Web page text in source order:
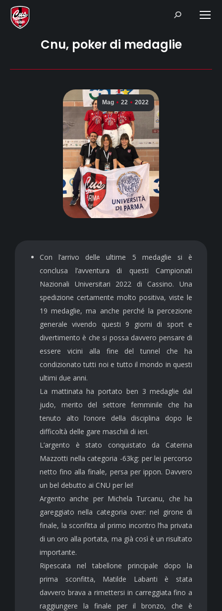
Search:
Cnu, poker di medaglie
Mag 22 2022
Con l’arrivo delle ultime 5 medaglie si è
conclusa l’avventura di questi Campionati
Nazionali Universitari 2022 di Cassino. Una
spedizione certamente molto positiva, viste le
19 medaglie, ma anche perché la percezione
generale vivendo questi 9 giorni di sport e
divertimento è che si possa davvero pensare di
essere vicini alla fine del tunnel che ha
condizionato tutti noi e tutto il mondo in questi
ultimi due anni.
La mattinata ha portato ben 3 medaglie dal
judo, merito del settore femminile che ha
tenuto alto l’onore della disciplina dopo le
difficoltà delle gare maschili di ieri.
L’argento è stato conquistato da Caterina
Mazzotti nella categoria -63kg: per lei percorso
netto fino alla finale, persa per ippon. Davvero
un bel debutto ai CNU per lei!
Argento anche per Michela Turcanu, che ha
gareggiato nella categoria over: nel girone di
finale, la sconfitta al primo incontro l’ha privata
di un oro alla portata, ma già così è un risultato
importante.
Ripescata nel tabellone principale dopo la
prima sconfitta, Matilde Labanti è stata
davvero brava a rimettersi in carreggiata fino a
raggiungere la finale per il bronzo, che è